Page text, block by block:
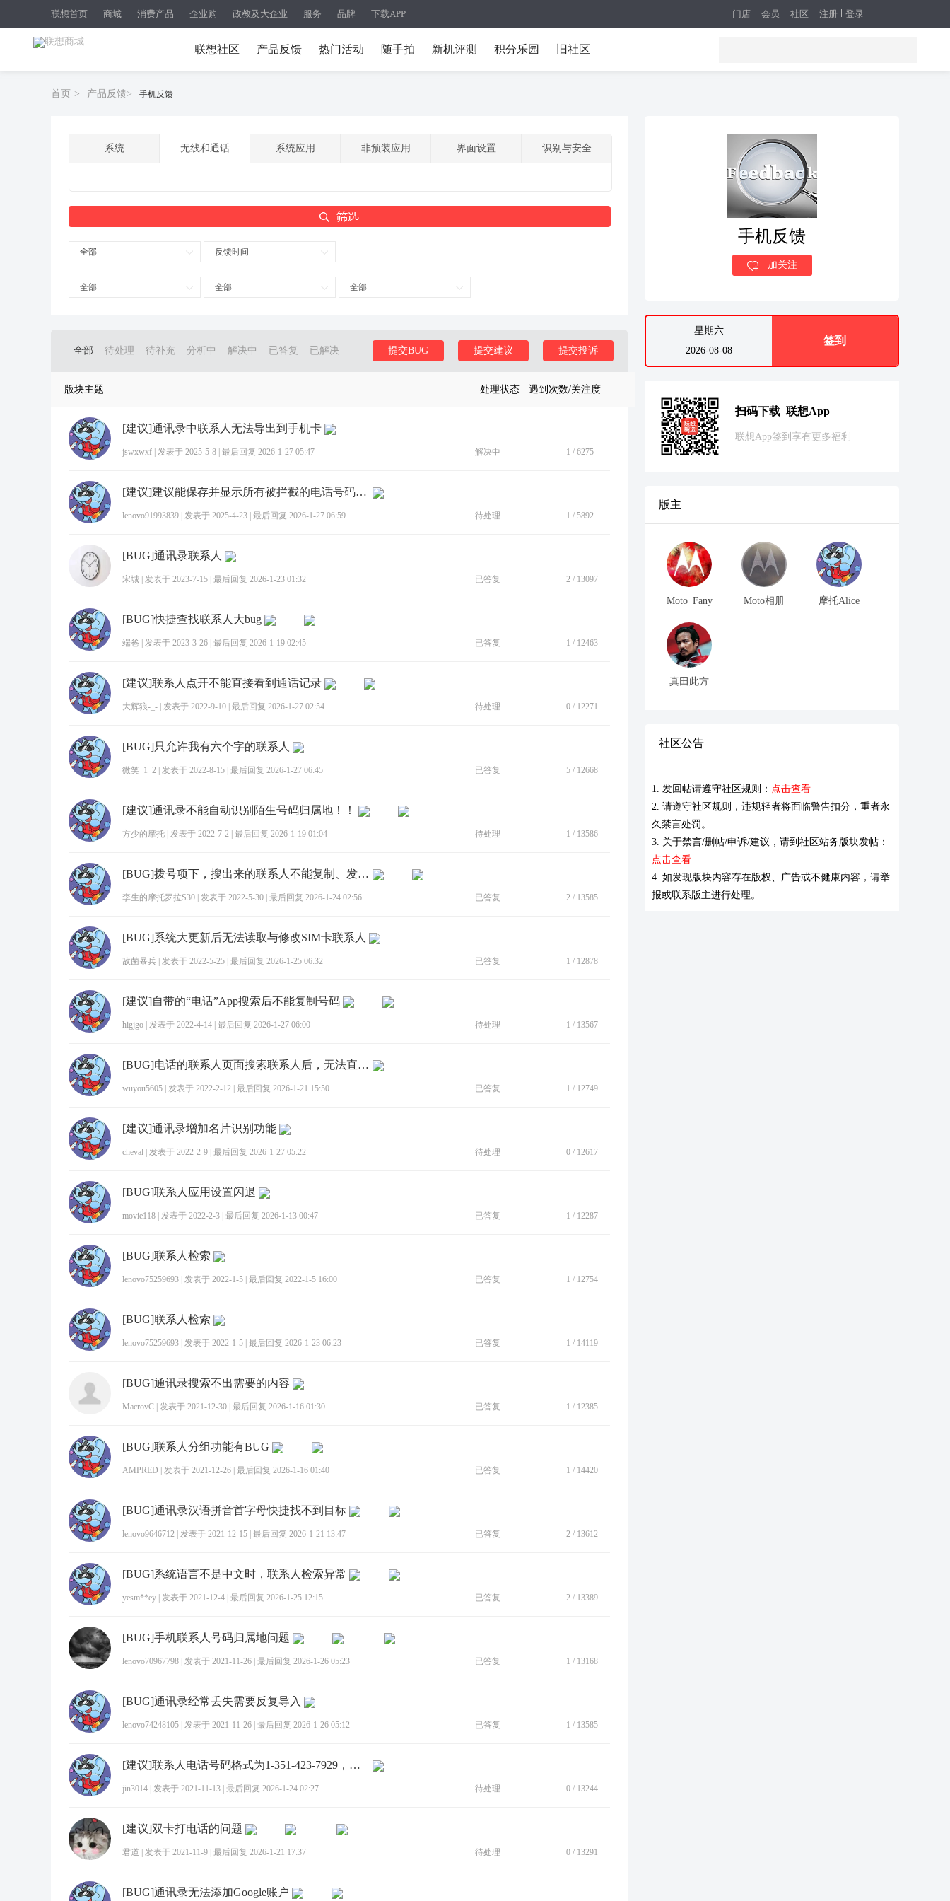
联想首页 商城 消费产品 企业购 政教及大企业 服务 品牌 下载APP 注册 登录
门店 会员 社区
联想社区 产品反馈 热门活动 随手拍 新机评测 积分乐园 旧社区
首页 > 产品反馈> 手机反馈
系统 无线和通话 系统应用 非预装应用 界面设置 识别与安全
全部 反馈时间
全部 全部 全部
全部 待处理 待补充 分析中 解决中 已答复 已解决 提交投诉
提交建议
提交BUG
版块主题 处理状态 遇到次数/关注度
[建议]通讯录中联系人无法导出到手机卡
jswxwxf 发表于 2025-5-8 最后回复 2026-1-27 05:47 解决中 1 / 6275
[建议]建议能保存并显示所有被拦截的电话号码与短信
lenovo91993839 发表于 2025-4-23 最后回复 2026-1-27 06:59 待处理 1 / 5892
[BUG]通讯录联系人
宋城 发表于 2023-7-15 最后回复 2026-1-23 01:32 已答复 2 / 13097
[BUG]快捷查找联系人大bug
端爸 发表于 2023-3-26 最后回复 2026-1-19 02:45 已答复 1 / 12463
[建议]联系人点开不能直接看到通话记录
大辉狼-_- 发表于 2022-9-10 最后回复 2026-1-27 02:54 待处理 0 / 12271
[BUG]只允许我有六个字的联系人
微笑_1_2 发表于 2022-8-15 最后回复 2026-1-27 06:45 已答复 5 / 12668
[建议]通讯录不能自动识别陌生号码归属地！！
方少的摩托 发表于 2022-7-2 最后回复 2026-1-19 01:04 待处理 1 / 13586
[BUG]拨号项下，搜出来的联系人不能复制、发信息、看通话记录等，点击就是拨号！？？
李生的摩托罗拉S30 发表于 2022-5-30 最后回复 2026-1-24 02:56 已答复 2 / 13585
[BUG]系统大更新后无法读取与修改SIM卡联系人
敌菌暴兵 发表于 2022-5-25 最后回复 2026-1-25 06:32 已答复 1 / 12878
[建议]自带的“电话”App搜索后不能复制号码
higjgo 发表于 2022-4-14 最后回复 2026-1-27 06:00 待处理 1 / 13567
[BUG]电话的联系人页面搜索联系人后，无法直接复制号码，只能直接拨打，求改进
wuyou5605 发表于 2022-2-12 最后回复 2026-1-21 15:50 已答复 1 / 12749
[建议]通讯录增加名片识别功能
cheval 发表于 2022-2-9 最后回复 2026-1-27 05:22 待处理 0 / 12617
[BUG]联系人应用设置闪退
movie118 发表于 2022-2-3 最后回复 2026-1-13 00:47 已答复 1 / 12287
[BUG]联系人检索
lenovo75259693 发表于 2022-1-5 最后回复 2022-1-5 16:00 已答复 1 / 12754
[BUG]联系人检索
lenovo75259693 发表于 2022-1-5 最后回复 2026-1-23 06:23 已答复 1 / 14119
[BUG]通讯录搜索不出需要的内容
MacrovC 发表于 2021-12-30 最后回复 2026-1-16 01:30 已答复 1 / 12385
[BUG]联系人分组功能有BUG
AMPRED 发表于 2021-12-26 最后回复 2026-1-16 01:40 已答复 1 / 14420
[BUG]通讯录汉语拼音首字母快捷找不到目标
lenovo9646712 发表于 2021-12-15 最后回复 2026-1-21 13:47 已答复 2 / 13612
[BUG]系统语言不是中文时，联系人检索异常
yesm**ey 发表于 2021-12-4 最后回复 2026-1-25 12:15 已答复 2 / 13389
[BUG]手机联系人号码归属地问题
lenovo70967798 发表于 2021-11-26 最后回复 2026-1-26 05:23 已答复 1 / 13168
[BUG]通讯录经常丢失需要反复导入
lenovo74248105 发表于 2021-11-26 最后回复 2026-1-26 05:12 已答复 1 / 13585
[建议]联系人电话号码格式为1-351-423-7929，不符合国内习惯
jin3014 发表于 2021-11-13 最后回复 2026-1-24 02:27 待处理 0 / 13244
[建议]双卡打电话的问题
君道 发表于 2021-11-9 最后回复 2026-1-21 17:37 待处理 0 / 13291
[BUG]通讯录无法添加Google账户
手机反馈
加关注
星期六
2026-08-08
签到
扫码下载 联想App
联想App签到享有更多福利
版主
Moto_Fany Moto相册 摩托Alice
真田此方
社区公告
1. 发回帖请遵守社区规则： 点击查看
2. 请遵守社区规则，违规轻者将面临警告扣分，重者永
久禁言处罚。
3. 关于禁言/删帖/申诉/建议，请到社区站务版块发帖：
点击查看
4. 如发现版块内容存在版权、广告或不健康内容，请举
报或联系版主进行处理。